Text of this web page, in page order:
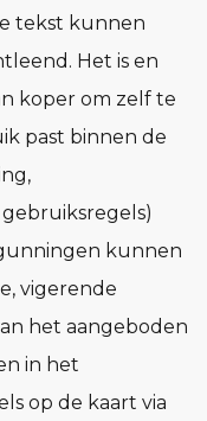
tekst kunnen
Het is en
koper om zelf te
past binnen de
kunnen
vigerende
het aangeboden
in het
op de kaart via